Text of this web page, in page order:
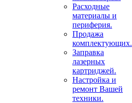
Расходные
материалы и
периферия.
Продажа
комплектующих.
Заправка
лазерных
картриджей.
Настройка и
ремонт Вашей
техники.